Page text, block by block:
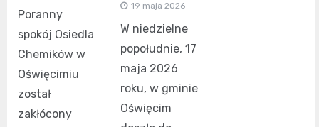
Poranny
spokój Osiedla
Chemików w
Oświęcimiu
został
zakłócony
19 maja 2026
W niedzielne
popołudnie, 17
maja 2026
roku, w gminie
Oświęcim